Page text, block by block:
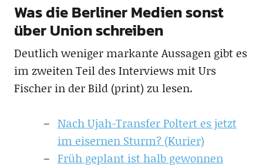
Was die Berliner Medien sonst
über Union schreiben
Deutlich weniger markante Aussagen gibt es
im zweiten Teil des Interviews mit Urs
Fischer in der Bild (print) zu lesen.
Nach Ujah-Transfer Poltert es jetzt
im eisernen Sturm? (Kurier)
Früh geplant ist halb gewonnen